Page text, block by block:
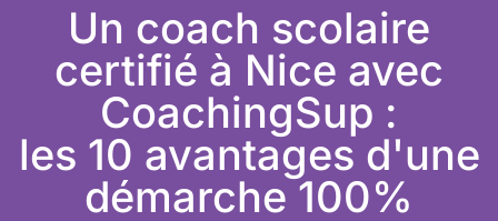
Un coach scolaire
certifié à Nice avec
CoachingSup :
les 10 avantages d'une
démarche 100%